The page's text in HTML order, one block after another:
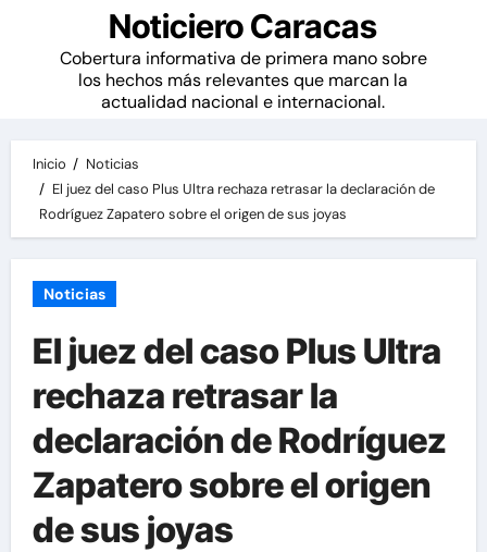
Noticiero Caracas
Cobertura informativa de primera mano sobre
los hechos más relevantes que marcan la
actualidad nacional e internacional.
Inicio
Noticias
El juez del caso Plus Ultra rechaza retrasar la declaración de
Rodríguez Zapatero sobre el origen de sus joyas
Noticias
El juez del caso Plus Ultra
rechaza retrasar la
declaración de Rodríguez
Zapatero sobre el origen
de sus joyas